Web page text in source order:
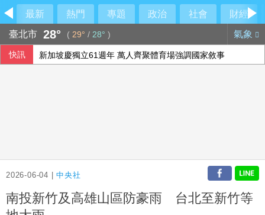
最新 熱門 專題 政治 社會
財經
臺北市 28° ( 29° / 28° ) 氣象
快訊 新加坡慶獨立61週年 萬人齊聚體育場強調國家敘事
2026-06-04 |中央社
南投新竹及高雄山區防豪雨 台北至新竹等